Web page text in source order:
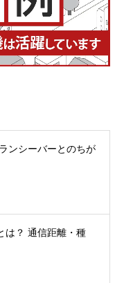
ンシーバーとのちが
は？ 通信距離・種